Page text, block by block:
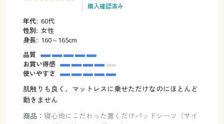
購入確認済み
年代: 60代
性別: 女性
身長: 160～165cm
品質
お買い得感
使いやすさ
肌触りも良く、マットレスに乗せただけなのにほとんど
動きません
商品： 寝心地にこだわった置くだけパッドシーツ（サイ